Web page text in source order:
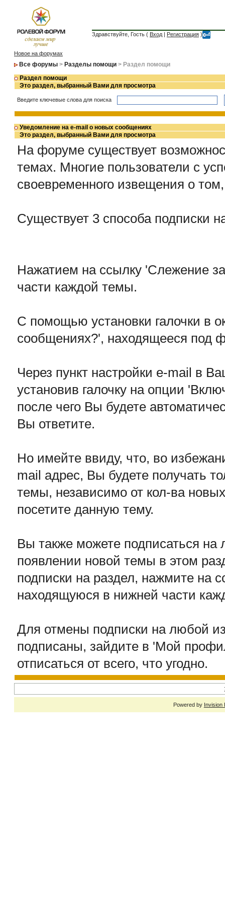
Здравствуйте, Гость ( Вход | Регистрация )
Новое на форумах
Все форумы > Разделы помощи > Раздел помощи
Раздел помощи
Это раздел, выбранный Вами для просмотра
Введите ключевые слова для поиска
Уведомление на e-mail о новых сообщениях
Это раздел, выбранный Вами для просмотра
На форуме существует
темах. Многие пользователи с
своевременного извещения о
Существует 3 способа подписки
Нажатием на ссылку 'Слежение
части каждой темы.
С помощью установки галочки в
сообщениях?', находящееся под
Через пункт настройки e-mail в
установив галочку на опции
после чего Вы будете
Вы ответите.
Но имейте ввиду, что, во
mail адрес, Вы будете получать
темы, независимо от кол-ва
посетите данную тему.
Вы также можете подписаться
появлении новой темы в этом
подписки на раздел, нажмите на
находящуюся в нижней части
Для отмены подписки на любой
подписаны, зайдите в 'Мой
отписаться от всего, что угодно.
Powered by Invision